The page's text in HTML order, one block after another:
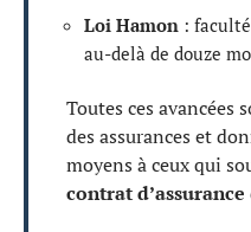
Loi Hamon :
au-delà de douze
Toutes ces avancées
des assurances et
moyens à ceux qui
contrat d’assurance